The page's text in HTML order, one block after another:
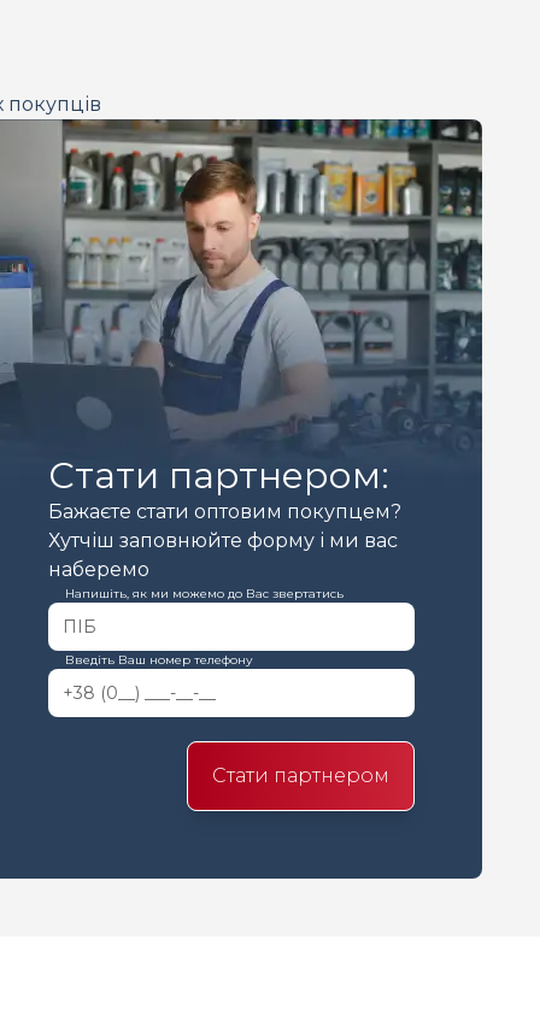
покупців
Стати партнером:
Бажаєте стати оптовим покупцем?
Хутчіш заповнюйте форму і ми вас
наберемо
Напишіть, як ми можемо до Вас звертатись
Введіть Ваш номер телефону
Стати партнером